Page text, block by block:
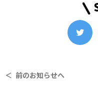
＜ 前のお知らせへ